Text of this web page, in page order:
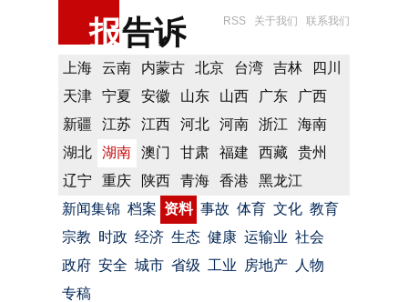
报告诉 RSS 关于我们 联系我们
上海 云南 内蒙古 北京 台湾 吉林
四川
天津
宁夏 安徽 山东 山西 广东
广西
新疆
江苏 江西 河北 河南 浙江
海南
湖北
湖南 澳门 甘肃 福建 西藏
贵州
辽宁
重庆 陕西 青海 香港
黑龙江
新闻集锦 档案 资料 事故 体育 文化 教育
宗教 时政 经济 生态 健康 运输业 社会
政府 安全 城市 省级 工业 房地产
人物
专稿